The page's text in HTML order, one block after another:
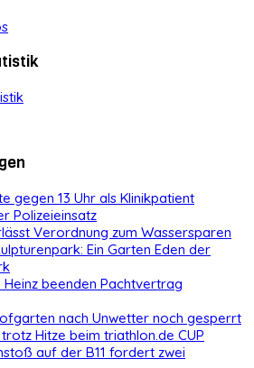
gegen 13 Uhr als Klinikpatient
Polizeieinsatz
Verordnung zum Wassersparen
Ein Garten Eden der
Heinz beenden Pachtvertrag
nach Unwetter noch gesperrt
Hitze beim triathlon.de CUP
auf der B11 fordert zwei